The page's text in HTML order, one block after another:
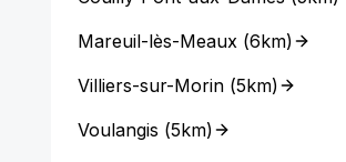
Mareuil-lès-Meaux(6km)
Villiers-sur-Morin(5km)
Voulangis (5km)